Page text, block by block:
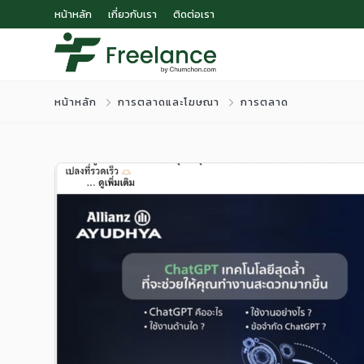
หน้าหลัก เกี่ยวกับเรา ติดต่อเรา
หน้าหลัก การตลาดและโฆษณา การตลาด